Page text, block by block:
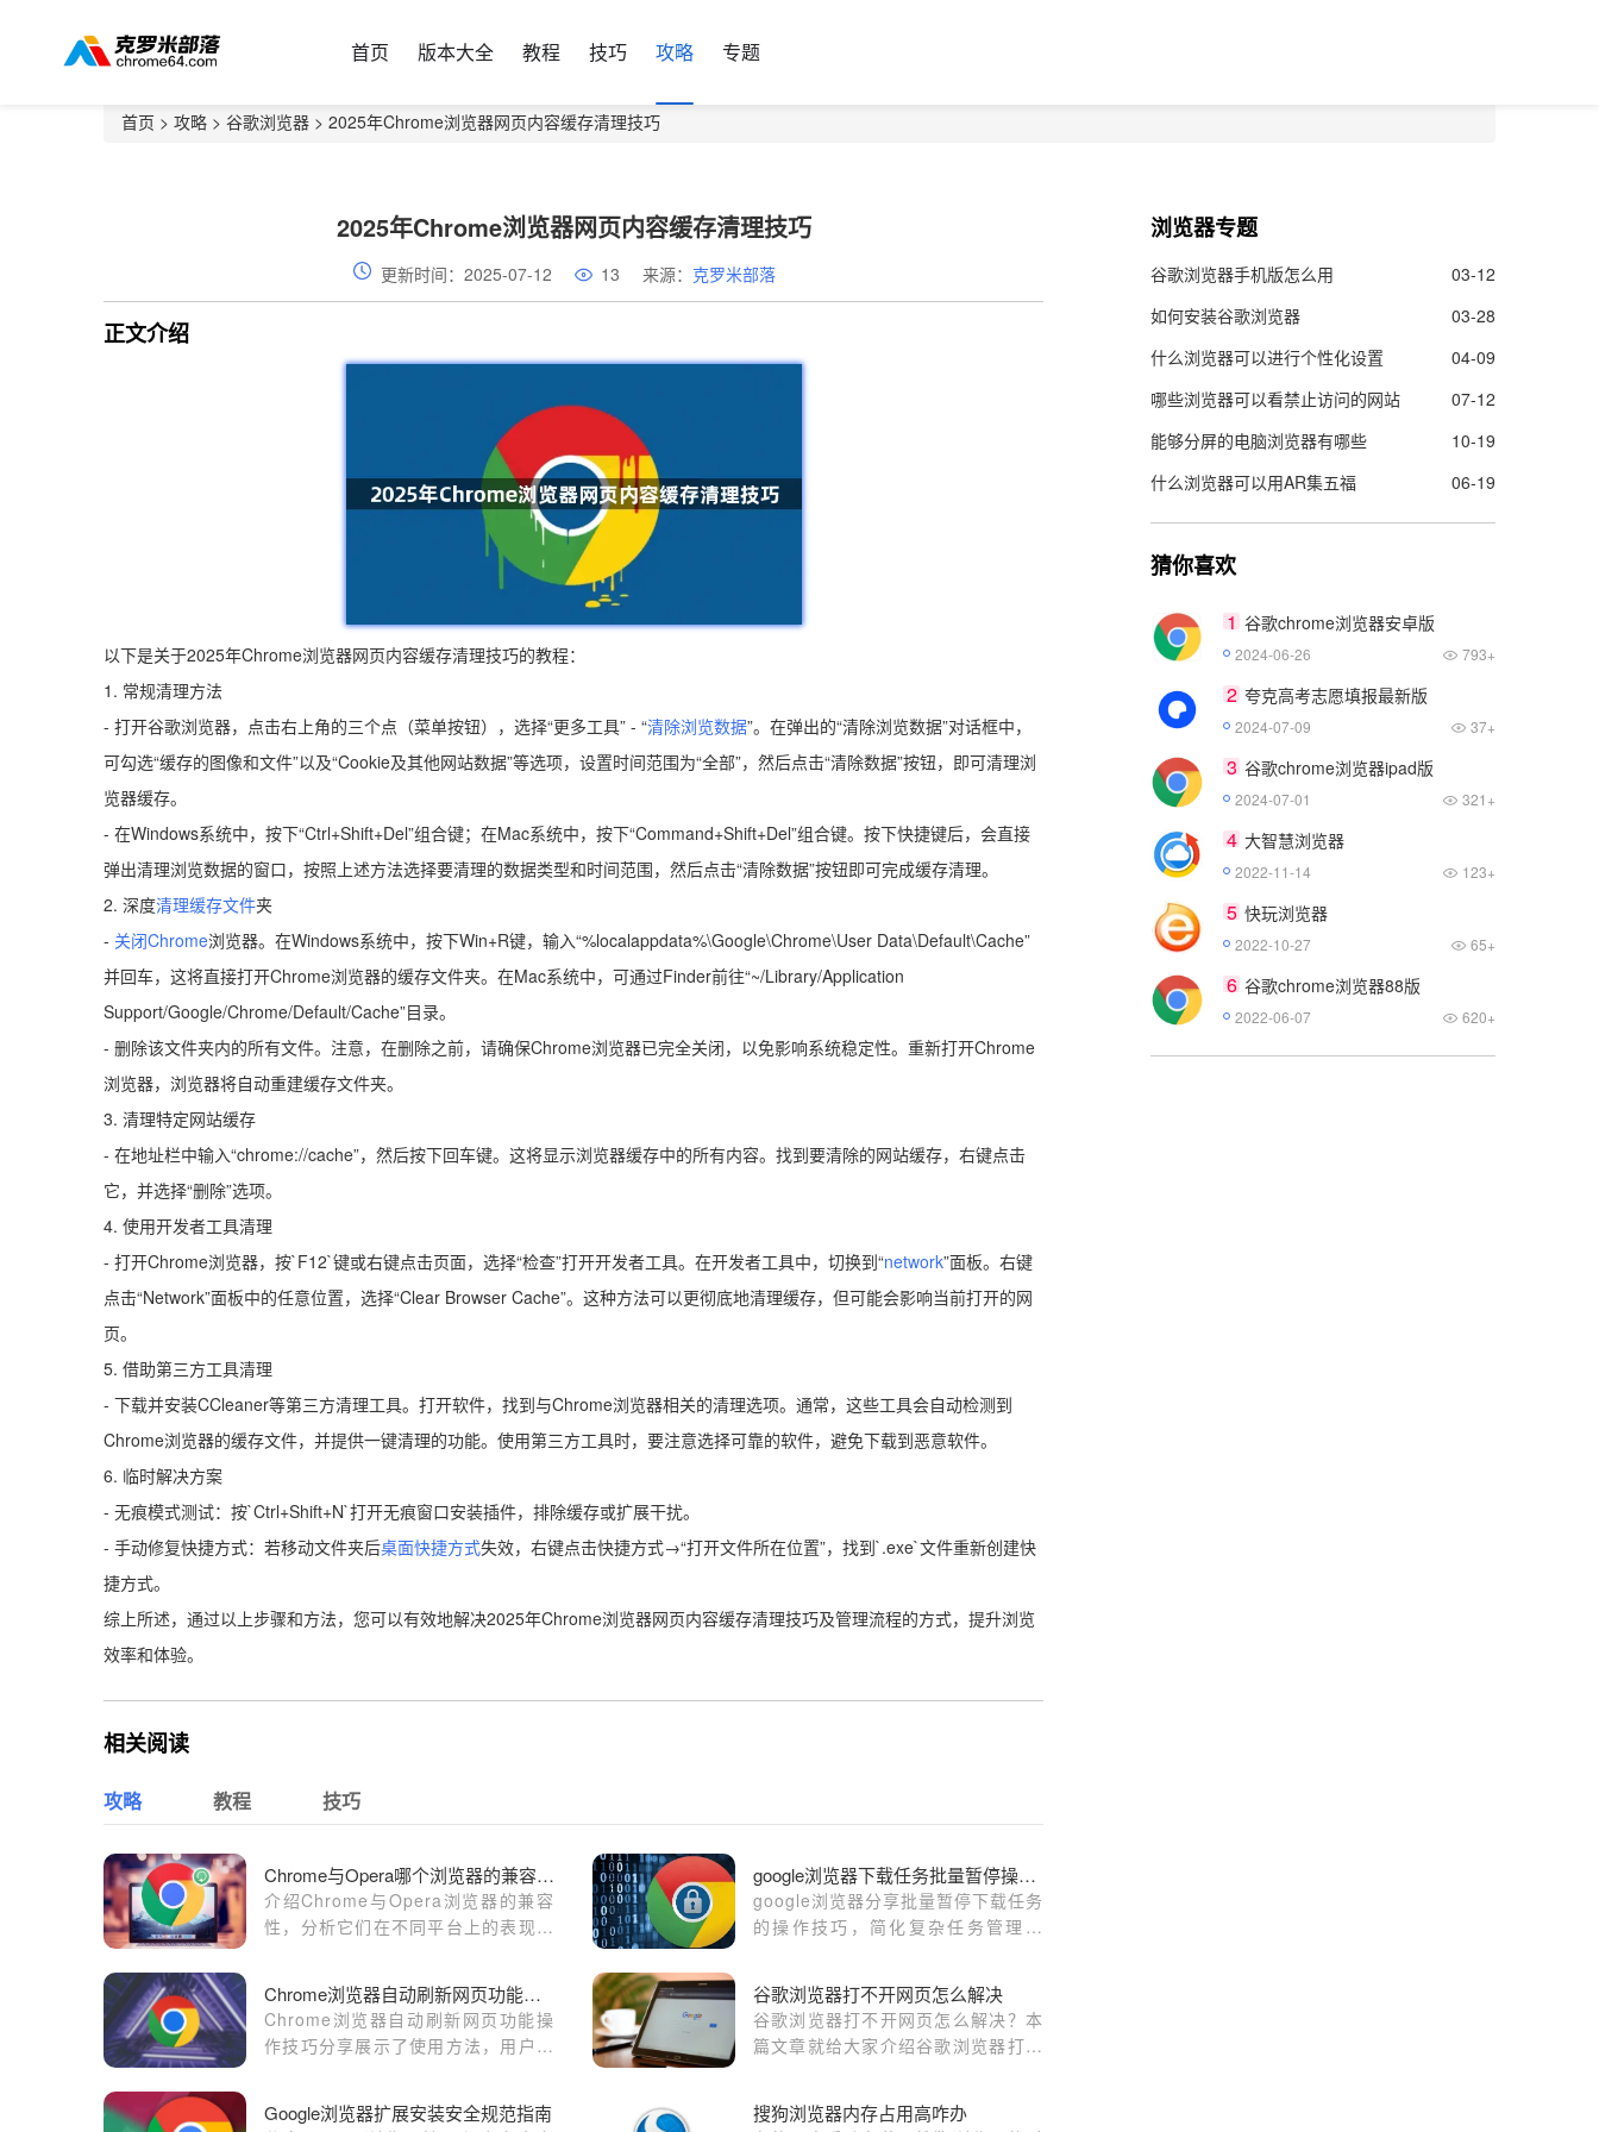
首页 版本大全 教程 技巧 攻略 专题
首页 > 攻略 > 谷歌浏览器 > 2025年Chrome浏览器网页内容缓存清理技巧
2025年Chrome浏览器网页内容缓存清理技巧
更新时间：2025-07-12 13 来源： 克罗米部落
正文介绍
以下是关于2025年Chrome浏览器网页内容缓存清理技巧的教程：
1. 常规清理方法
- 打开谷歌浏览器，点击右上角的三个点（菜单按钮），选择“更多工具” - “清除浏览数据”。在弹出的“清除浏览数据”对话框中，
可勾选“缓存的图像和文件”以及“Cookie及其他网站数据”等选项，设置时间范围为“全部”，然后点击“清除数据”按钮，即可清理浏
览器缓存。
- 在Windows系统中，按下“Ctrl+Shift+Del”组合键；在Mac系统中，按下“Command+Shift+Del”组合键。按下快捷键后，会直接
弹出清理浏览数据的窗口，按照上述方法选择要清理的数据类型和时间范围，然后点击“清除数据”按钮即可完成缓存清理。
2. 深度清理缓存文件夹
- 关闭Chrome浏览器。在Windows系统中，按下Win+R键，输入“%localappdata%\Google\Chrome\User Data\Default\Cache”
并回车，这将直接打开Chrome浏览器的缓存文件夹。在Mac系统中，可通过Finder前往“~/Library/Application
Support/Google/Chrome/Default/Cache”目录。
- 删除该文件夹内的所有文件。注意，在删除之前，请确保Chrome浏览器已完全关闭，以免影响系统稳定性。重新打开Chrome
浏览器，浏览器将自动重建缓存文件夹。
3. 清理特定网站缓存
- 在地址栏中输入“chrome://cache”，然后按下回车键。这将显示浏览器缓存中的所有内容。找到要清除的网站缓存，右键点击
它，并选择“删除”选项。
4. 使用开发者工具清理
- 打开Chrome浏览器，按`F12`键或右键点击页面，选择“检查”打开开发者工具。在开发者工具中，切换到“network”面板。右键
点击“Network”面板中的任意位置，选择“Clear Browser Cache”。这种方法可以更彻底地清理缓存，但可能会影响当前打开的网
页。
5. 借助第三方工具清理
- 下载并安装CCleaner等第三方清理工具。打开软件，找到与Chrome浏览器相关的清理选项。通常，这些工具会自动检测到
Chrome浏览器的缓存文件，并提供一键清理的功能。使用第三方工具时，要注意选择可靠的软件，避免下载到恶意软件。
6. 临时解决方案
- 无痕模式测试：按`Ctrl+Shift+N`打开无痕窗口安装插件，排除缓存或扩展干扰。
- 手动修复快捷方式：若移动文件夹后桌面快捷方式失效，右键点击快捷方式→“打开文件所在位置”，找到`.exe`文件重新创建快
捷方式。
综上所述，通过以上步骤和方法，您可以有效地解决2025年Chrome浏览器网页内容缓存清理技巧及管理流程的方式，提升浏览
效率和体验。
相关阅读
攻略 教程 技巧
Chrome与Opera哪个浏览器的兼容性更强
介绍Chrome与Opera浏览器的兼容
性，分析它们在不同平台上的表现，
google浏览器下载任务批量暂停操作技巧
google浏览器分享批量暂停下载任务
的操作技巧，简化复杂任务管理流
性。
Chrome浏览器自动刷新网页功能操作技巧分享
Chrome浏览器自动刷新网页功能操
作技巧分享展示了使用方法，用户可
率。
谷歌浏览器打不开网页怎么解决
谷歌浏览器打不开网页怎么解决？本
篇文章就给大家介绍谷歌浏览器打不
Google浏览器扩展安装安全规范指南 搜狗浏览器内存占用高咋办
浏览器专题
谷歌浏览器手机版怎么用
03-12
如何安装谷歌浏览器
03-28
什么浏览器可以进行个性化设置
04-09
哪些浏览器可以看禁止访问的网站
07-12
能够分屏的电脑浏览器有哪些
10-19
什么浏览器可以用AR集五福
06-19
猜你喜欢
1 谷歌chrome浏览器安卓版
2024-06-26 793+
2 夸克高考志愿填报最新版
2024-07-09 37+
3 谷歌chrome浏览器ipad版
2024-07-01 321+
4 大智慧浏览器
2022-11-14 123+
5 快玩浏览器
2022-10-27 65+
6 谷歌chrome浏览器88版
2022-06-07 620+